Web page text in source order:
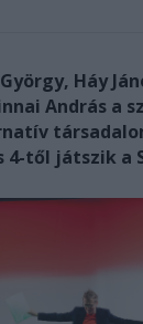
Háy
András a
től játszik a